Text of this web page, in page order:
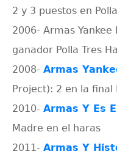
2 y 3 puestos en
2006- Armas Yankee
ganador Polla Tres
2008- Armas
Project): 2 en la final
2010- Armas Y Es
Madre en el haras
2011- Armas Y